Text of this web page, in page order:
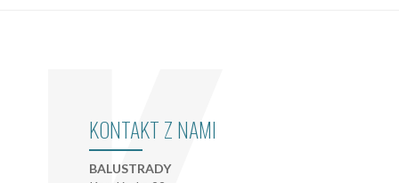
KONTAKT Z NAMI
BALUSTRADY